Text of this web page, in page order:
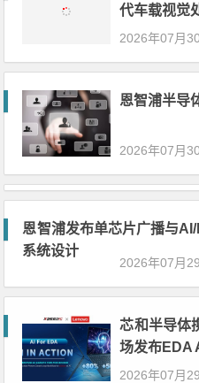
代车载视觉
2026年07月
恩智浦半导
2026年07月
恩智浦发布单芯片广播与
系统设计
2026年07月
芯和半导体
场发布EDA
2026年07月